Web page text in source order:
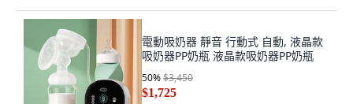
電動吸奶器 靜音 行動式 自動, 液晶款
吸奶器PP奶瓶 液晶款吸奶器PP奶瓶
50%$3,450
$1,725